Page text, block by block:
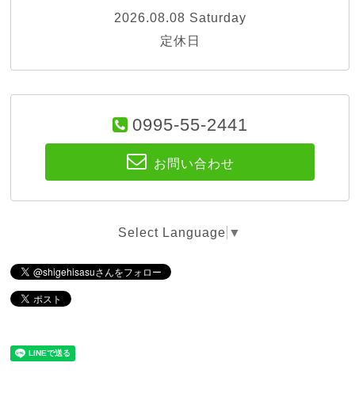
2026.08.08 Saturday
定休日
0995-55-2441
お問い合わせ
Select Language ▼